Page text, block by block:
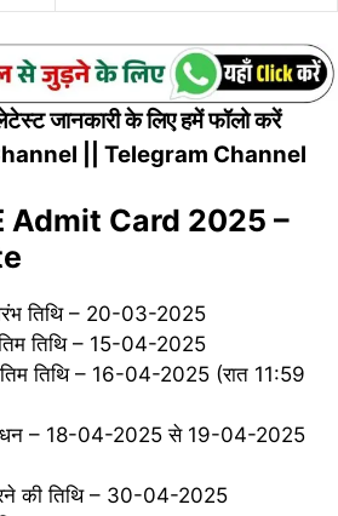
जानकारी के लिए हमें फॉलो करें
Telegram Channel
Admit Card 2025 –
तिथि – 20-03-2025
तिथि – 15-04-2025
तिथि – 16-04-2025 (रात 11:59
– 18-04-2025 से 19-04-2025
की तिथि – 30-04-2025